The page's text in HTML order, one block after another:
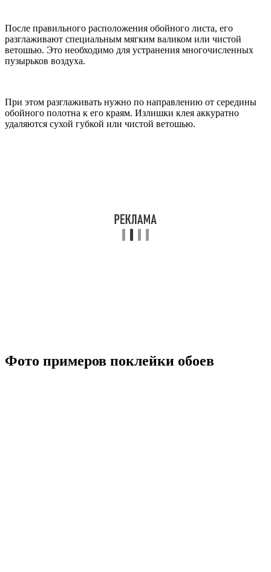
После правильного расположения обойного листа, его
разглаживают специальным мягким валиком или чистой
ветошью. Это необходимо для устранения многочисленных
пузырьков воздуха.
При этом разглаживать нужно по направлению от середины
обойного полотна к его краям. Излишки клея аккуратно
удаляются сухой губкой или чистой ветошью.
Фото примеров поклейки обоев